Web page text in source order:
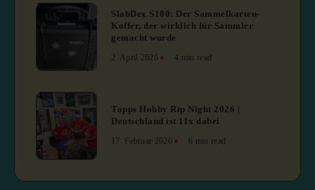
3
SlabDex S100: Der Sammelkarten-
Koffer, der wirklich für Sammler
gemacht wurde
2. April 2026 4 min read
4
Topps Hobby Rip Night 2026 |
Deutschland ist 11x dabei
17. Februar 2026 6 min read